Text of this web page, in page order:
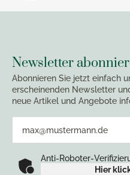
Newsletter
Abonnieren Sie jetzt einfach
erscheinenden Newsletter
neue Artikel und Angebote
Anti-Roboter-
Hier